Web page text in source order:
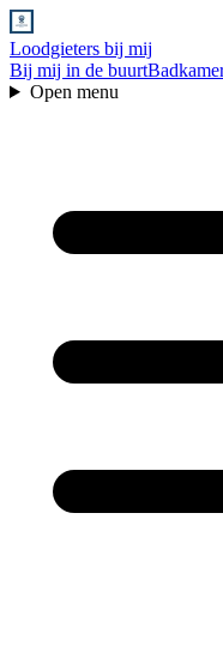
Loodgieters bij mij
Bij mij in de buurt
Open menu